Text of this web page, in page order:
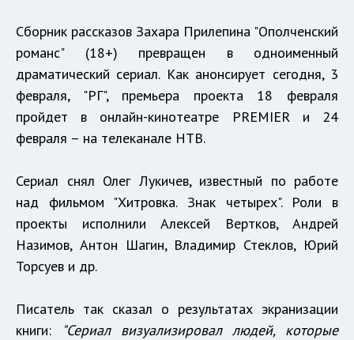
Сборник рассказов Захара Прилепина "Ополченский
романс" (18+) превращен в одноименный
драматический сериал. Как анонсирует сегодня, 3
февраля, "РГ", премьера проекта 18 февраля
пройдет в онлайн-кинотеатре PREMIER и 24
февраля – на телеканале НТВ.
Сериал снял Олег Лукичев, известный по работе
над фильмом "Хитровка. Знак четырех". Роли в
проекты исполнили Алексей Вертков, Андрей
Назимов, Антон Шагин, Владимир Стеклов, Юрий
Торсуев и др.
Писатель так сказал о результатах экранизации
книги:
"Сериал визуализировал людей, которые